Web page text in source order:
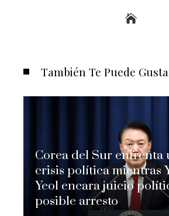
También Te Puede
Corea del Sur enfrenta
crisis política mientras
Yeol encara juicio
posible arresto